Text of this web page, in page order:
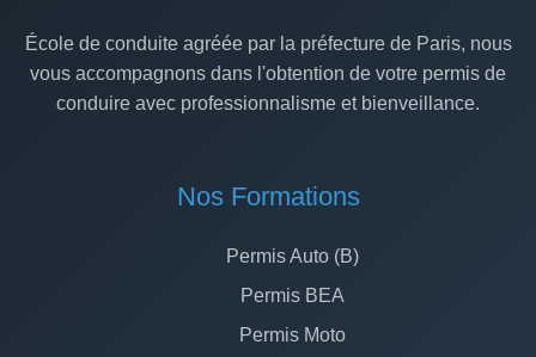
École de conduite agréée par la préfecture de Paris, nous
vous accompagnons dans l'obtention de votre permis de
conduire avec professionnalisme et bienveillance.
Nos Formations
Permis Auto (B)
Permis BEA
Permis Moto